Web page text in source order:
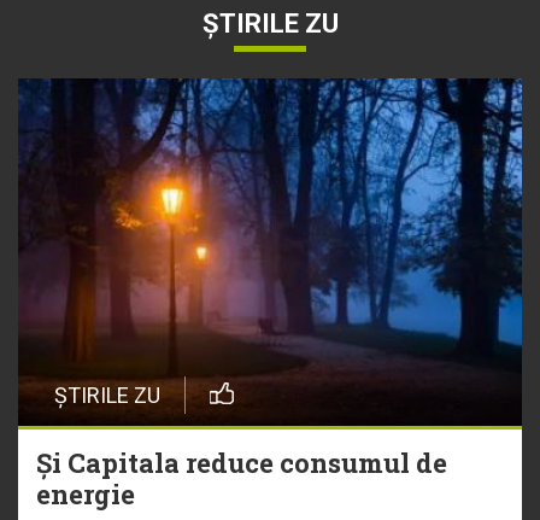
ȘTIRILE ZU
ȘTIRILE ZU
Și Capitala reduce consumul de
energie